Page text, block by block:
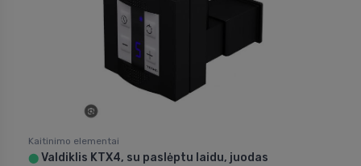
Kaitinimo elementai
⬤ Valdiklis KTX4, su paslėptu laidu, juodas